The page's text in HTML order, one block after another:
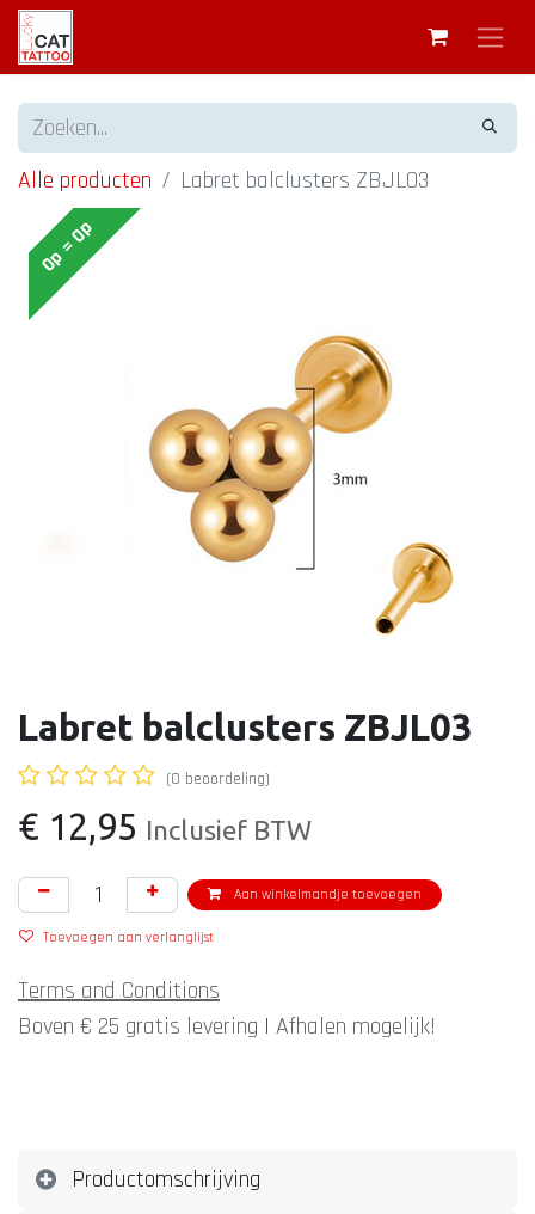
Alle producten Labret balclusters ZBJL03
Op = Op
Labret balclusters ZBJL03
(0 beoordeling)
€ 12,95 Inclusief BTW
Aan winkelmandje toevoegen
Toevoegen aan verlanglijst
Terms and Conditions
Boven € 25 gratis levering | Afhalen mogelijk!
Productomschrijving